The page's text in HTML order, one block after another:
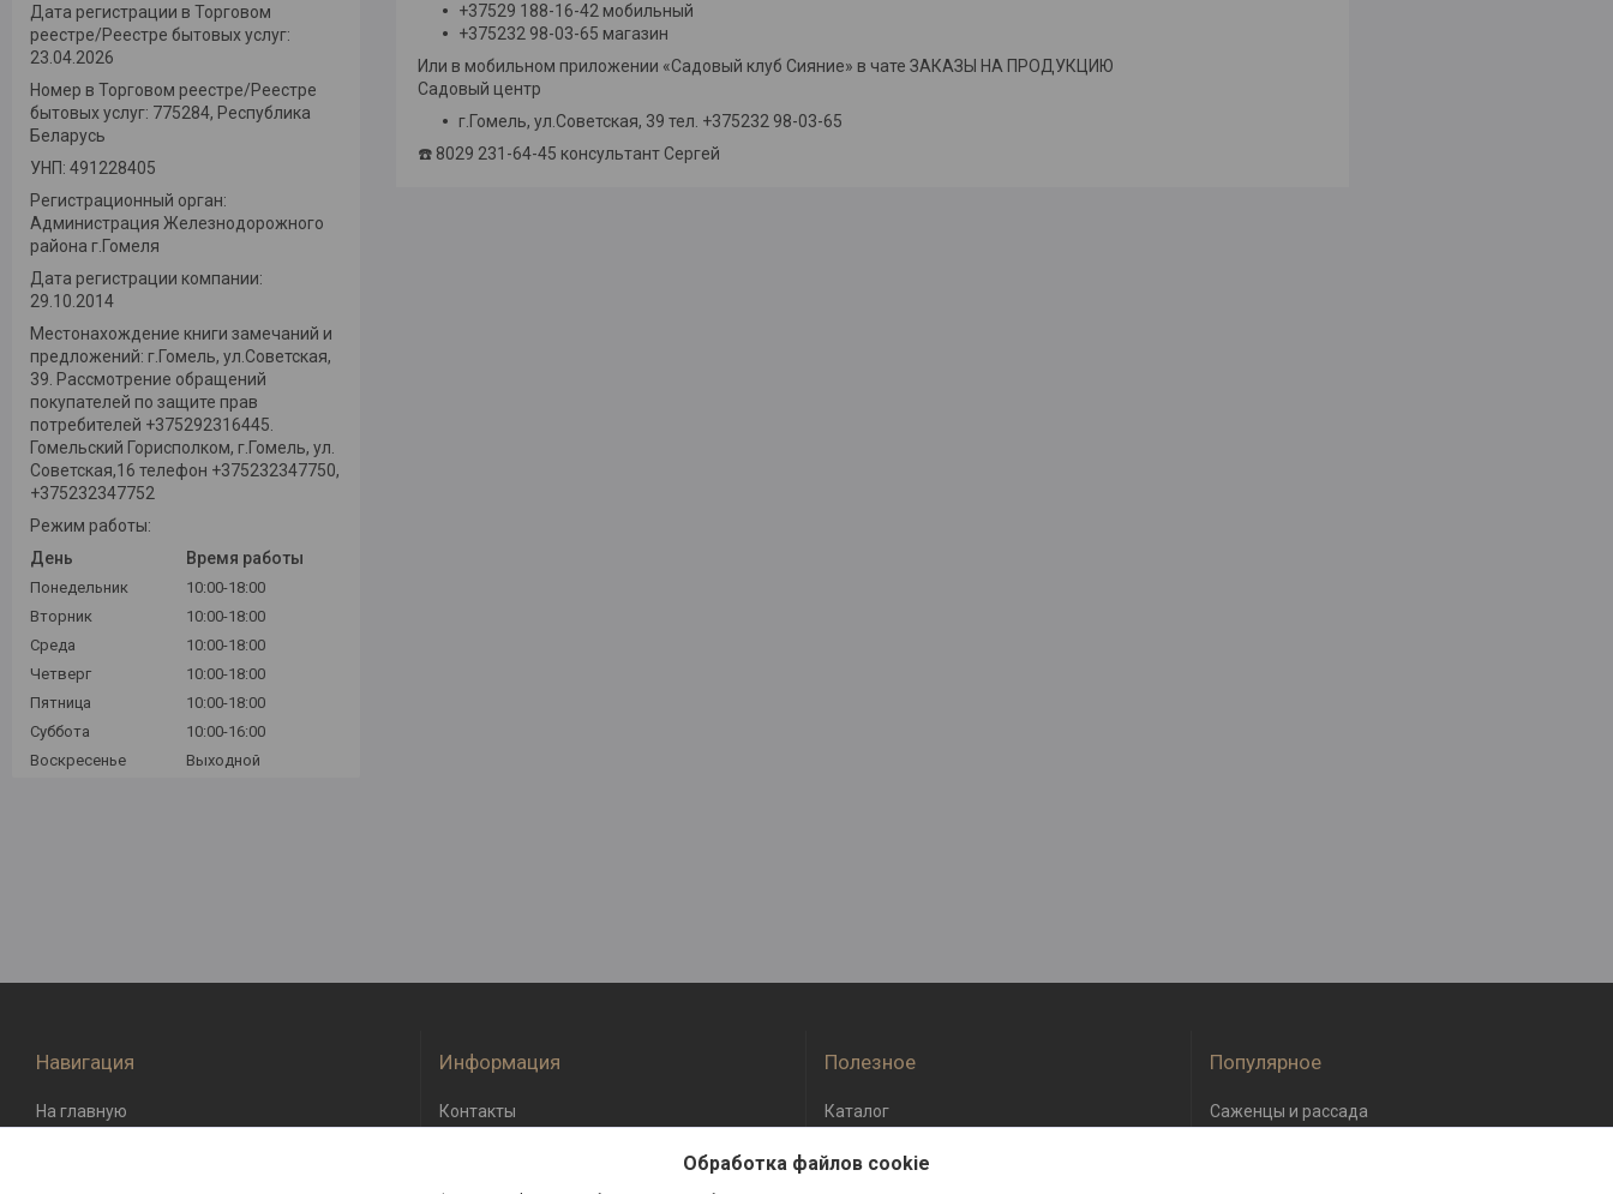
+37529 188-16-42 мобильный
+375232 98-03-65 магазин
Или в мобильном приложении «Садовый клуб Сияние» в чате ЗАКАЗЫ НА ПРОДУКЦИЮ
Садовый центр
г.Гомель, ул.Советская, 39 тел. +375232 98-03-65
☎️ 8029 231-64-45 консультант Сергей
Дата регистрации в Торговом
реестре/Реестре бытовых услуг:
23.04.2026
Номер в Торговом реестре/Реестре
бытовых услуг: 775284, Республика
Беларусь
УНП: 491228405
Регистрационный орган:
Администрация Железнодорожного
района г.Гомеля
Дата регистрации компании:
29.10.2014
Местонахождение книги замечаний и
предложений: г.Гомель, ул.Советская,
39. Рассмотрение обращений
покупателей по защите прав
потребителей +375292316445.
Гомельский Горисполком, г.Гомель, ул.
Советская,16 телефон +375232347750,
+375232347752
Режим работы:
День
Время работы
Понедельник
10:00-18:00
Вторник
10:00-18:00
Среда
10:00-18:00
Четверг
10:00-18:00
Пятница
10:00-18:00
Суббота
10:00-16:00
Воскресенье
Выходной
Навигация
На главную
Информация
Контакты
Полезное
Каталог
Популярное
Саженцы и рассада
Обработка файлов cookie